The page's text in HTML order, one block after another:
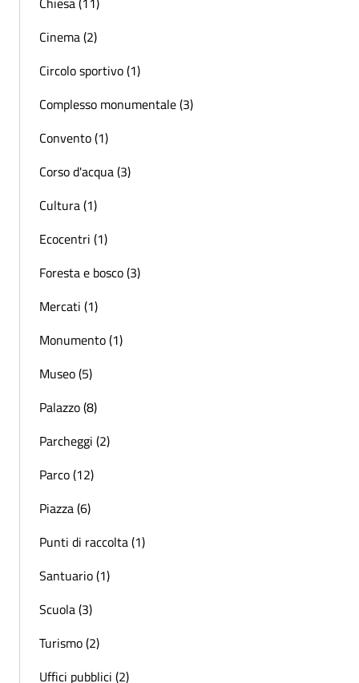
Cinema (2)
Circolo sportivo (1)
Complesso monumentale (3)
Convento (1)
Corso d'acqua (3)
Cultura (1)
Ecocentri (1)
Foresta e bosco (3)
Mercati (1)
Monumento (1)
Museo (5)
Palazzo (8)
Parcheggi (2)
Parco (12)
Piazza (6)
Punti di raccolta (1)
Santuario (1)
Scuola (3)
Turismo (2)
Uffici pubblici (2)